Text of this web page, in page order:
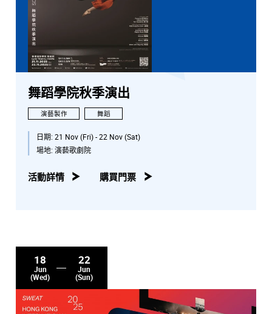
舞蹈學院秋季演出
演藝製作 舞蹈
日期: 21 Nov (Fri) - 22 Nov (Sat)
場地: 演藝歌劇院
活動詳情 購買門票
18
Jun
(Wed)
22
Jun
(Sun)